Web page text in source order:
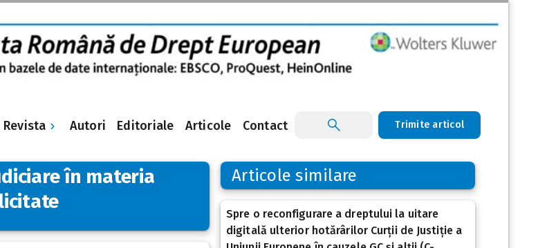
Revista Autori Editoriale Articole Contact Trimite articol
în materia
Articole similare
Spre o reconfigurare a dreptului la uitare
digitală ulterior hotărârilor Curții de Justiție a